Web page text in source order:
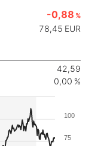
-0,88 %
78,45 EUR
42,59
0,00 %
75
100